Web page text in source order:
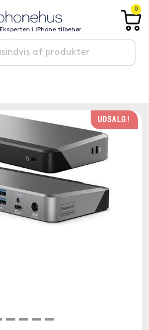
Eksperten i iPhone tilbehør
0
UDSALG!